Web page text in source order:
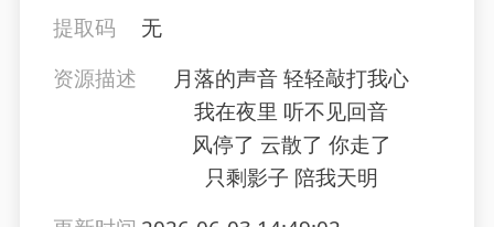
提取码
无
资源描述
月落的声音 轻轻敲打我心
我在夜里 听不见回音
风停了 云散了 你走了
只剩影子 陪我天明